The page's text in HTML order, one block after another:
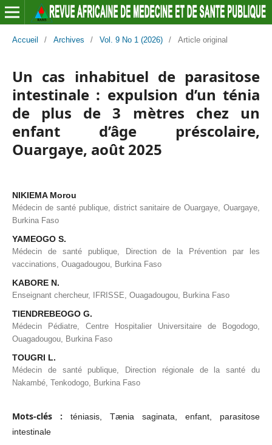
Accueil / Archives / Vol. 9 No 1 (2026) / Article original
Un cas inhabituel de parasitose
intestinale : expulsion d’un ténia
de plus de 3 mètres chez un
enfant d’âge préscolaire,
Ouargaye, août 2025
NIKIEMA Morou
Médecin de santé publique, district sanitaire de Ouargaye, Ouargaye,
Burkina Faso
YAMEOGO S.
Médecin de santé publique, Direction de la Prévention par les
vaccinations, Ouagadougou, Burkina Faso
KABORE N.
Enseignant chercheur, IFRISSE, Ouagadougou, Burkina Faso
TIENDREBEOGO G.
Médecin Pédiatre, Centre Hospitalier Universitaire de Bogodogo,
Ouagadougou, Burkina Faso
TOUGRI L.
Médecin de santé publique, Direction régionale de la santé du
Nakambé, Tenkodogo, Burkina Faso
Mots-clés : téniasis, Tænia saginata, enfant, parasitose
intestinale